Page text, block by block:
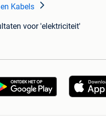
Kabels
voor 'elektriciteit'